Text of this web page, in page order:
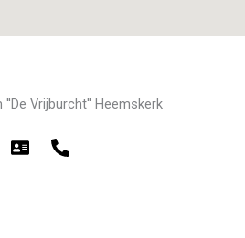
Vrijburcht'' Heemskerk